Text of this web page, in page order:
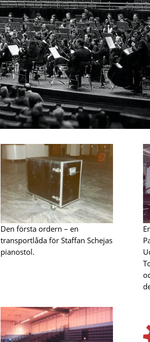
Den första ordern – en
transportlåda för Staffan Schejas
pianostol.